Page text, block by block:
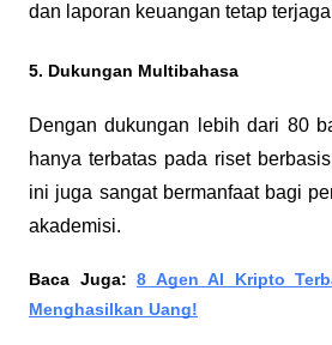
dan laporan keuangan tetap
5. Dukungan Multibahasa
Dengan dukungan lebih dari 80
hanya terbatas pada riset
ini juga sangat bermanfaat bagi
akademisi.
Baca Juga: 8 Agen AI Kripto
Menghasilkan Uang!